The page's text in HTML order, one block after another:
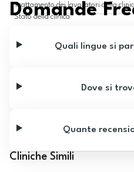
Trattamento dei lavoratori della
Stato della clinica
Domande
Quali lingue si
Dove si
Quante
Cliniche Simili